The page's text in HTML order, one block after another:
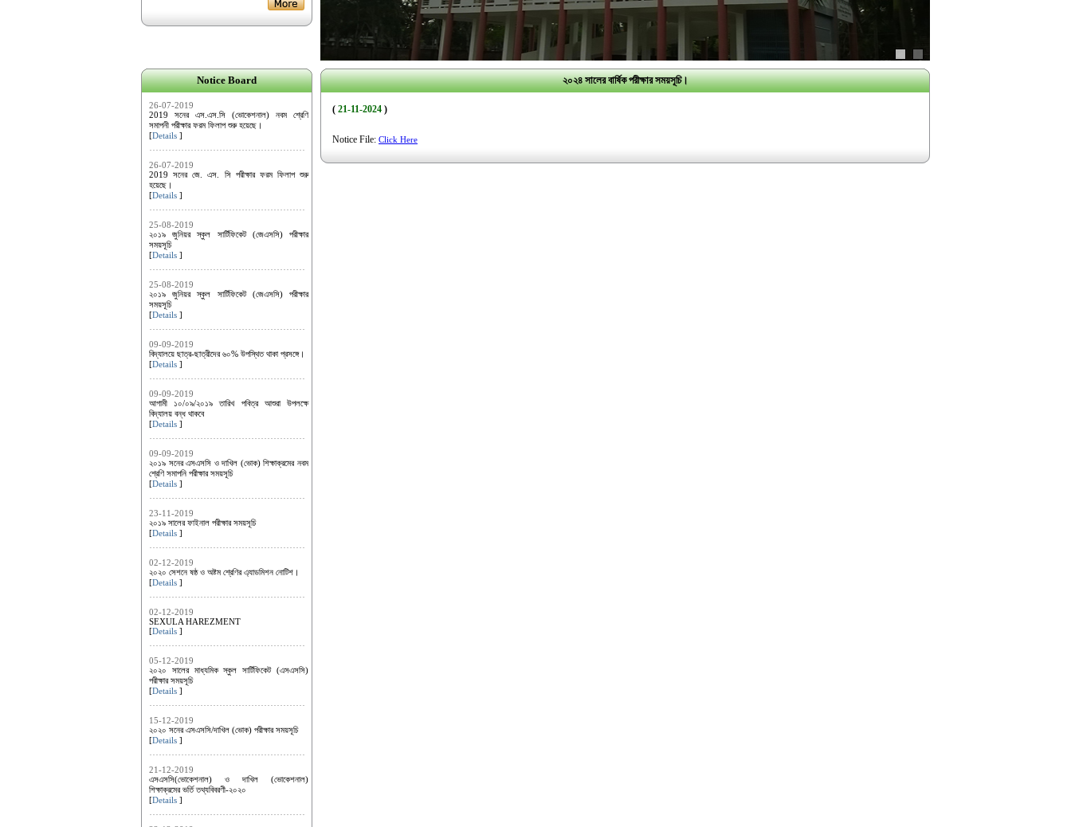
Notice Board
26-07-2019
2019 সনের এস.এস.সি (ভোকেশনাল) নবম শ্রেণি
সমাপনী পরীক্ষার ফরম ফিলাপ শুরু হয়েছে।
[Details ]
26-07-2019
2019 সনের জে. এস. সি পরীক্ষার ফরম ফিলাপ শুরু
হয়েছে।
[Details ]
25-08-2019
২০১৯ জুনিয়র স্কুল সার্টিফিকেট (জেএসসি) পরীক্ষার
সময়সূচি
[Details ]
25-08-2019
২০১৯ জুনিয়র স্কুল সার্টিফিকেট (জেএসসি) পরীক্ষার
সময়সূচি
[Details ]
09-09-2019
বিদ্যালয়ে ছাত্র-ছাত্রীদের ৬০% উপস্থিত থাকা প্রসঙ্গে।
[Details ]
09-09-2019
আগামী ১০/০৯/২০১৯ তারিখ পবিত্র আশুরা উপলক্ষে
বিদ্যালয় বন্ধ থাকবে
[Details ]
09-09-2019
২০১৯ সনের এসএসসি ও দাখিল (ভোক) শিক্ষাক্রমের নবম
শ্রেণি সমাপনি পরীক্ষার সময়সূচি
[Details ]
23-11-2019
২০১৯ সালের ফাইনাল পরীক্ষার সময়সূচি
[Details ]
02-12-2019
২০২০ সেশনে ষষ্ঠ ও অষ্টম শ্রেণির এ্যাডমিশন নোটিশ।
[Details ]
02-12-2019
SEXULA HAREZMENT
[Details ]
05-12-2019
২০২০ সালের মাধ্যমিক স্কুল সার্টিফিকেট (এসএসসি)
পরীক্ষার সময়সূচি
[Details ]
15-12-2019
২০২০ সনের এসএসসি/দাখিল (ভোক) পরীক্ষার সময়সূচি
[Details ]
21-12-2019
এসএসসি(ভোকেশনাল) ও দাখিল (ভোকেশনাল)
শিক্ষাক্রমের ভর্তি তথ্যবিবরণী-২০২০
[Details ]
২০২৪ সালের বার্ষিক পরীক্ষার সময়সূচি।
( 21-11-2024 )
Notice File: Click Here